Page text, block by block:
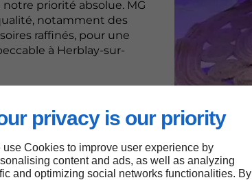
privacy is our priority
use Cookies to improve user experience by
content and ads, as well as analyzing
and optimizing social networks functionalities. By
priorité absolue. MG
notamment des
raffinés, pour une
à Herblay-sur-